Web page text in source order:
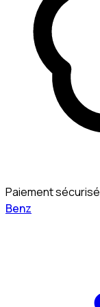
Paiement sécurisé
Benz